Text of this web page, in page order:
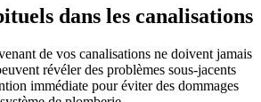
dans les canalisations
de vos canalisations ne doivent jamais
révéler des problèmes sous-jacents
immédiate pour éviter des dommages